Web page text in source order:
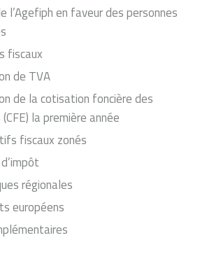
l’Agefiph en faveur des personnes
fiscaux
de TVA
de la cotisation foncière des
la première année
fiscaux zonés
régionales
européens